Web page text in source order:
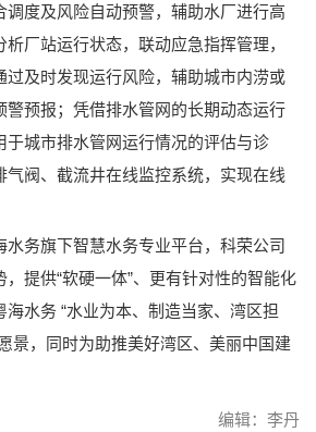
调度及风险自动预警，辅助水厂进行高
厂站运行状态，联动应急指挥管理，
过及时发现运行风险，辅助城市内涝或
警预报；凭借排水管网的长期动态运行
于城市排水管网运行情况的评估与诊
气阀、截流井在线监控系统，实现在线
水务旗下智慧水务专业平台，科荣公司
提供“软硬一体”、更有针对性的智能化
水务 “水业为本、制造当家、湾区担
景，同时为助推美好湾区、美丽中国建
编辑：李丹